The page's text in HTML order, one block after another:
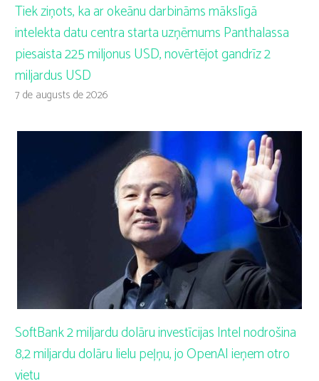
Tiek ziņots, ka ar okeānu darbināms mākslīgā
intelekta datu centra starta uzņēmums Panthalassa
piesaista 225 miljonus USD, novērtējot gandrīz 2
miljardus USD
7 de augusts de 2026
SoftBank 2 miljardu dolāru investīcijas Intel nodrošina
8,2 miljardu dolāru lielu peļņu, jo OpenAI ieņem otro
vietu